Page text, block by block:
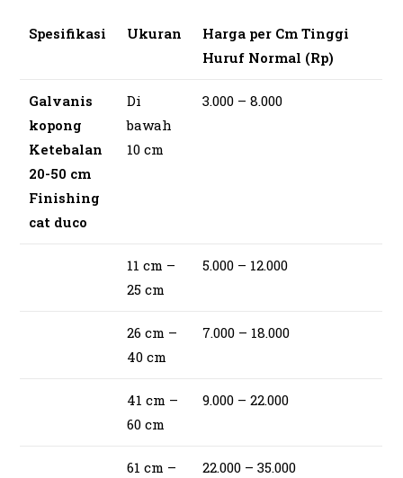
Spesifikasi Ukuran
Harga per Cm Tinggi
Huruf Normal (Rp)
Galvanis
kopong
Ketebalan
20-50 cm
Finishing
cat duco
Di
bawah
10 cm
3.000 – 8.000
11 cm –
25 cm
5.000 – 12.000
26 cm –
40 cm
7.000 – 18.000
41 cm –
60 cm
9.000 – 22.000
61 cm –
22.000 – 35.000